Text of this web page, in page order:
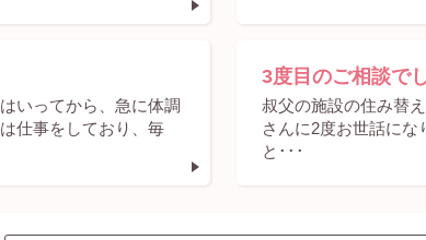
いってから、急に体調
仕事をしており、毎
3度目のご相談で
叔父の施設の住み替
さんに2度お世話にな
と･･･